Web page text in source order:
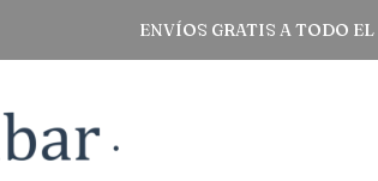
ENVÍOS GRATIS A TODO EL PAÍS